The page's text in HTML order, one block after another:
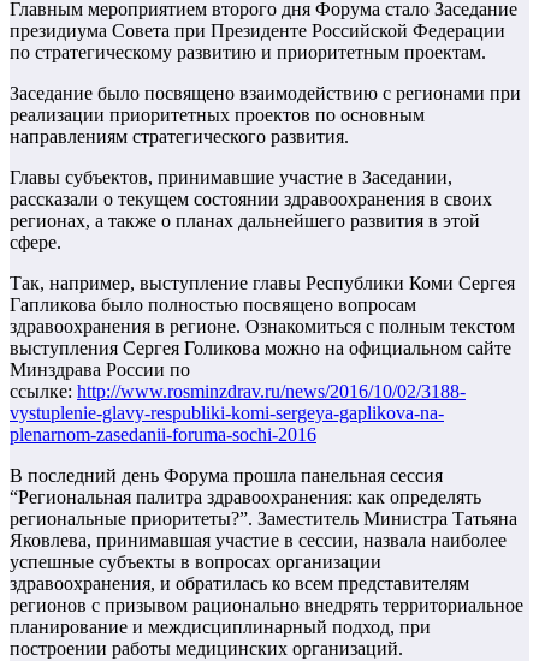
Главным мероприятием второго дня Форума стало Заседание
президиума Совета при Президенте Российской Федерации
по стратегическому развитию и приоритетным проектам.
Заседание было посвящено взаимодействию с регионами при
реализации приоритетных проектов по основным
направлениям стратегического развития.
Главы субъектов, принимавшие участие в Заседании,
рассказали о текущем состоянии здравоохранения в своих
регионах, а также о планах дальнейшего развития в этой
сфере.
Так, например, выступление главы Республики Коми Сергея
Гапликова было полностью посвящено вопросам
здравоохранения в регионе. Ознакомиться с полным текстом
выступления Сергея Голикова можно на официальном сайте
Минздрава России по
ссылке: http://www.rosminzdrav.ru/news/2016/10/02/3188-
vystuplenie-glavy-respubliki-komi-sergeya-gaplikova-na-
plenarnom-zasedanii-foruma-sochi-2016
В последний день Форума прошла панельная сессия
“Региональная палитра здравоохранения: как определять
региональные приоритеты?”. Заместитель Министра Татьяна
Яковлева, принимавшая участие в сессии, назвала наиболее
успешные субъекты в вопросах организации
здравоохранения, и обратилась ко всем представителям
регионов с призывом рационально внедрять территориальное
планирование и междисциплинарный подход, при
построении работы медицинских организаций.